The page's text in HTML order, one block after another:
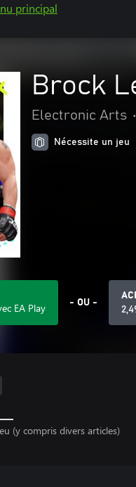
principal
Brock
Electronic Arts •
Nécessite un jeu
EA Play - OU -
(y compris divers articles)